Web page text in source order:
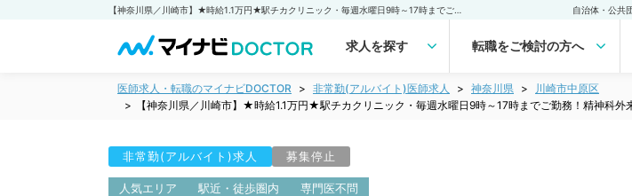
自治体・公共
求人を探す 転職をご検討の方へ
医師求人・転職のマイナビDOCTOR 非常勤(アルバイト)医師求人 神奈川県
川崎市中原区
【神奈川県／川崎市】★時給1.1万円★駅チカクリニック・毎週水曜日9時～17時までご勤務！精神科外
非常勤(アルバイト)求人 募集停止
人気エリア 駅近・徒歩圏内 専門医不問